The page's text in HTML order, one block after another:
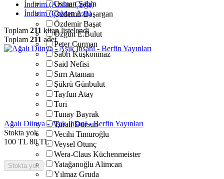
Osman Şahin
Özdemir Başargan
Özdemir Başat
Özgün E.Bulut
Peter Curman
Sabri Kuşkonmaz
Said Nefisi
Sırrı Ataman
Şükrü Günbulut
Tayfun Atay
Tori
Tunay Bayrak
Turan Dursun
Vecihi Timuroğlu
Veysel Otunç
Wera-Claus Küchenmeister
Yatağanoğlu Alimcan
Yılmaz Gruda
İndirim (Azdan Çoğa)
İndirim (Çoktan Aza)
Toplam 211 kitap listelendi
Toplam 211 adet
Ağalı Dünya - Aşık İhsani - Berfin Yayınları
Stokta yok
100 TL 80 TL
Stokta yok